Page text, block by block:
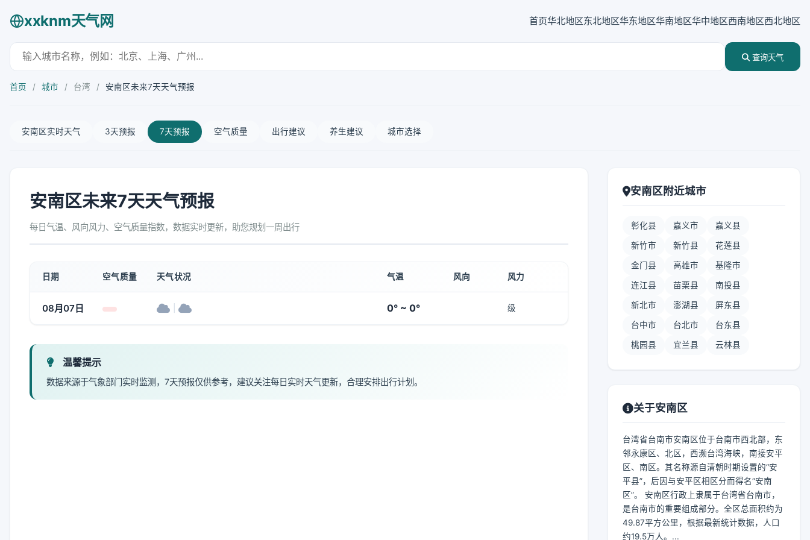
xxknm天气网 首页华北地区东北地区华东地区华南地区华中地区西南地区西北地区
查询天气
首页 / 城市 / 台湾 / 安南区未来7天天气预报
安南区实时天气 3天预报 7天预报 空气质量 出行建议 养生建议 城市选择
安南区未来7天天气预报
每日气温、风向风力、空气质量指数，数据实时更新，助您规划一周出行
日期 空气质量 天气状况 气温 风向 风力
08月07日 0° ~ 0° 级
温馨提示
数据来源于气象部门实时监测，7天预报仅供参考，建议关注每日实时天气更新，合理安排出行计划。
安南区附近城市
彰化县 嘉义市 嘉义县
新竹市 新竹县 花莲县
金门县 高雄市 基隆市
连江县 苗栗县 南投县
新北市 澎湖县 屏东县
台中市 台北市 台东县
桃园县 宜兰县 云林县
关于安南区
台湾省台南市安南区位于台南市西北部，东
邻永康区、北区，西濒台湾海峡，南接安平
区、南区。其名称源自清朝时期设置的“安
平县”，后因与安平区相区分而得名“安南
区”。 安南区行政上隶属于台湾省台南市，
是台南市的重要组成部分。全区总面积约为
49.87平方公里，根据最新统计数据，人口
约19.5万人。...